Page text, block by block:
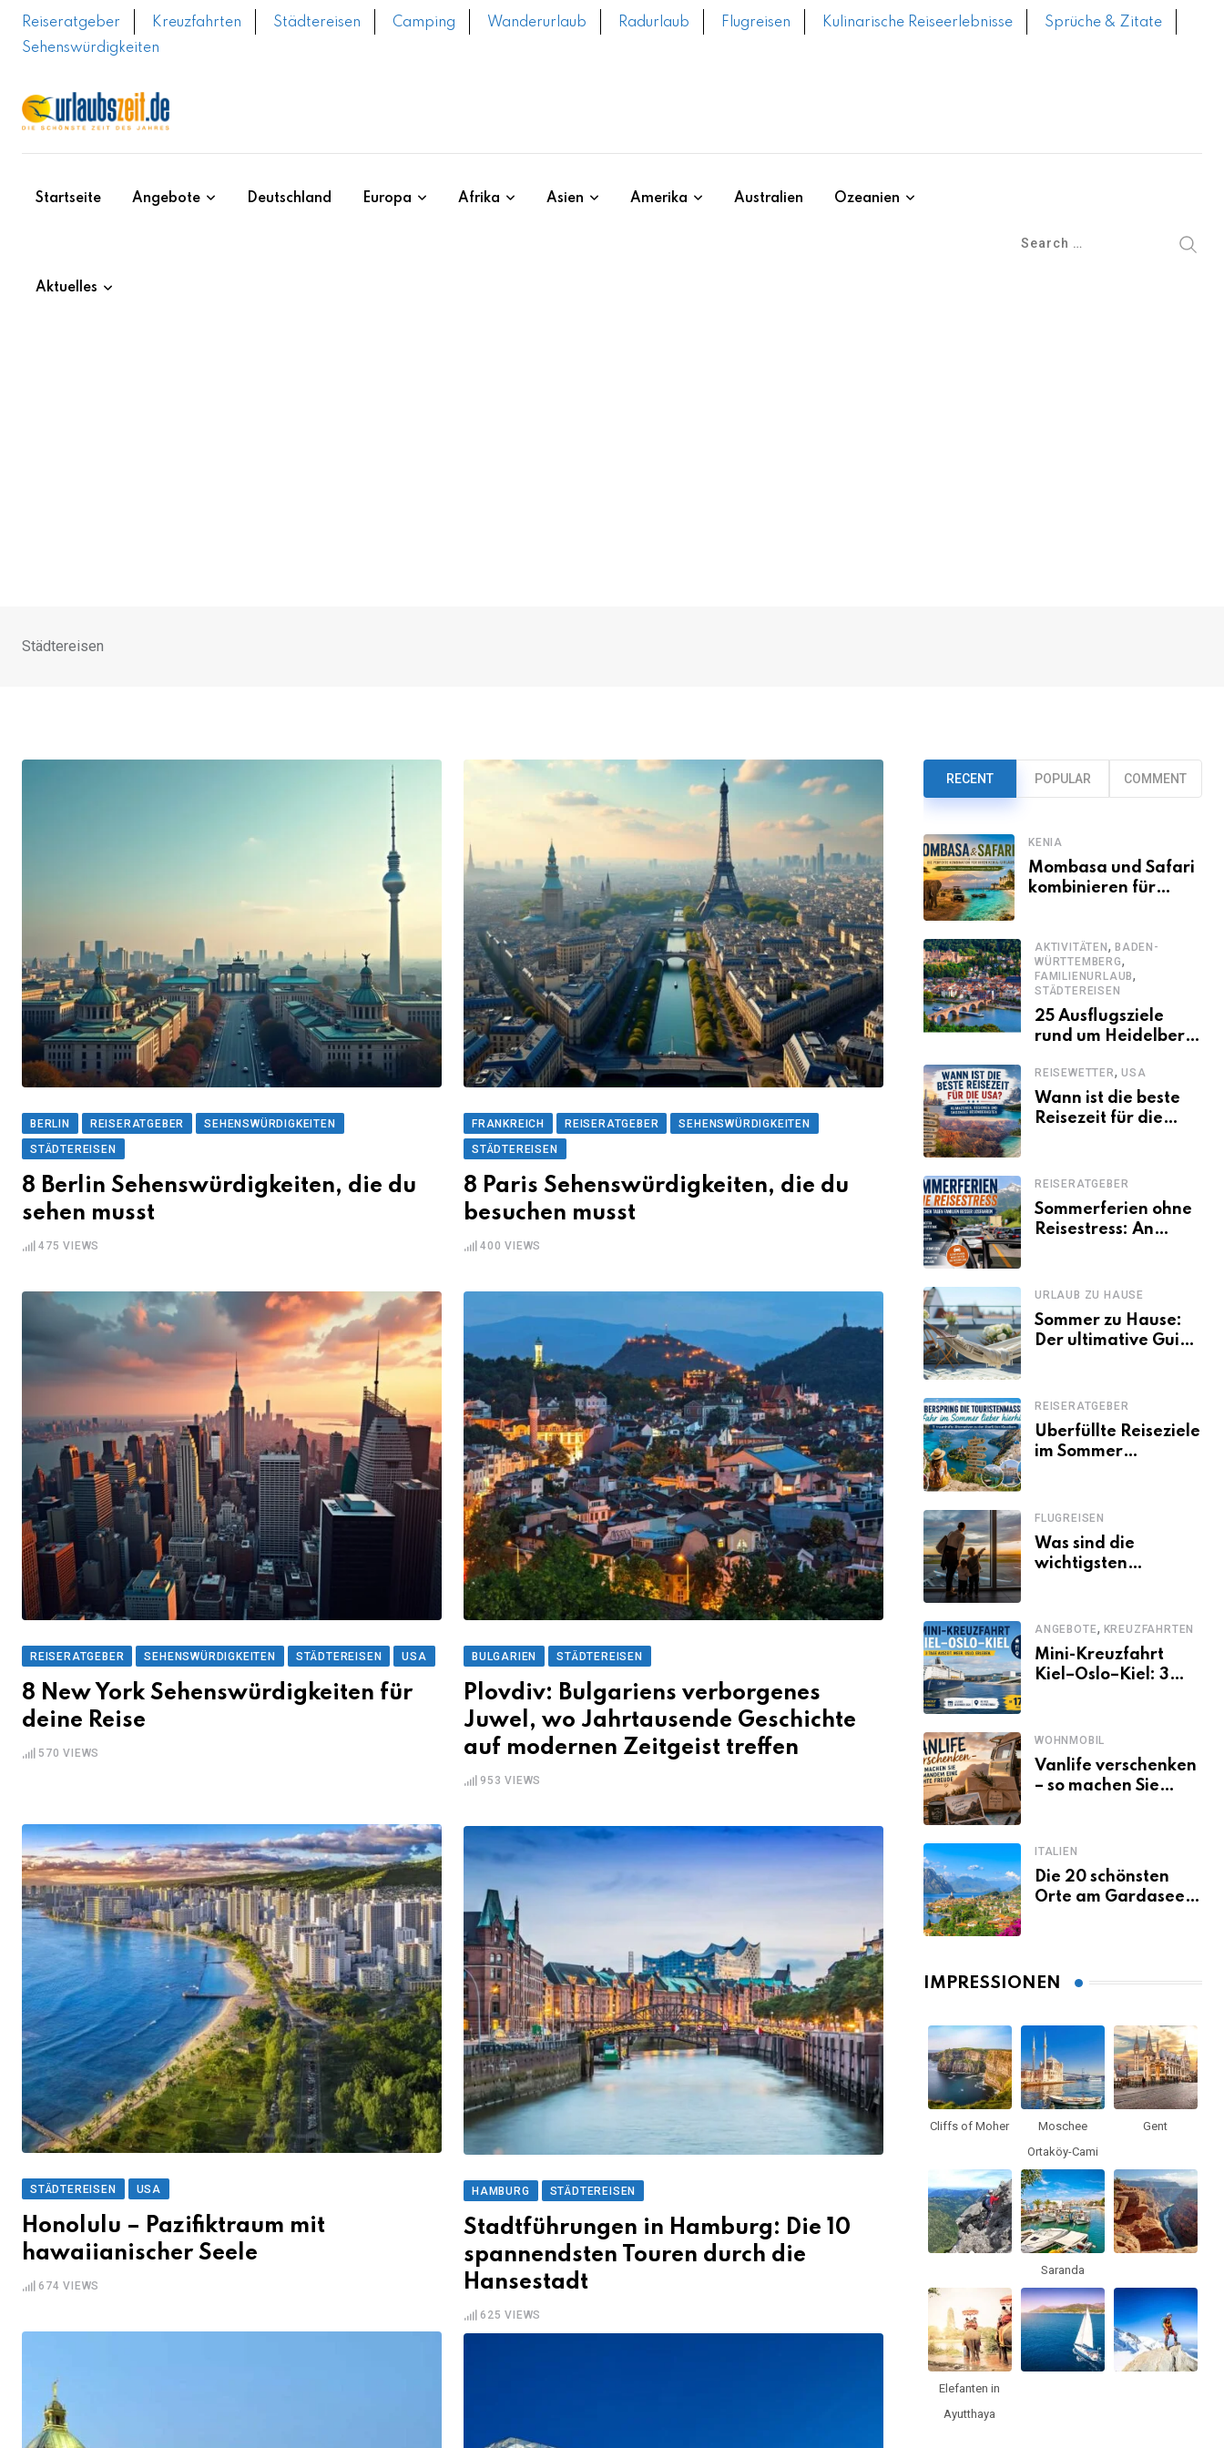
Skip
Reiseratgeber Kreuzfahrten Städtereisen Camping Wanderurlaub Radurlaub Flugreisen Kulinarische Reiseerlebnisse
Sprüche & Zitate
Sehenswürdigkeiten
Startseite Angebote Deutschland Europa Afrika Asien Amerika Australien Ozeanien
Aktuelles
Städtereisen
BERLIN REISERATGEBER
SEHENSWÜRDIGKEITEN
STÄDTEREISEN
8 Berlin Sehenswürdigkeiten, die du
sehen musst
475 VIEWS
FRANKREICH REISERATGEBER
SEHENSWÜRDIGKEITEN
STÄDTEREISEN
8 Paris Sehenswürdigkeiten, die du
besuchen musst
400 VIEWS
REISERATGEBER SEHENSWÜRDIGKEITEN STÄDTEREISEN USA
8 New York Sehenswürdigkeiten für
deine Reise
570 VIEWS
BULGARIEN STÄDTEREISEN
Plovdiv: Bulgariens verborgenes
Juwel, wo Jahrtausende Geschichte
auf modernen Zeitgeist treffen
953 VIEWS
STÄDTEREISEN USA
Honolulu – Pazifiktraum mit
hawaiianischer Seele
674 VIEWS
HAMBURG STÄDTEREISEN
Stadtführungen in Hamburg: Die 10
spannendsten Touren durch die
Hansestadt
625 VIEWS
RECENT POPULAR COMMENT
KENIA
Mombasa und Safari
kombinieren für
Kenia-Urlaub
AKTIVITÄTEN , BADEN-
WÜRTTEMBERG,
FAMILIENURLAUB,
STÄDTEREISEN
25 Ausflugsziele
rund um Heidelberg,
sollte
REISEWETTER, USA
Wann ist die beste
Reisezeit für die
saisonale
Besonderheiten
REISERATGEBER
Sommerferien ohne
Reisestress: An
losfahren
URLAUB ZU HAUSE
Sommer zu Hause:
Der ultimative Guide
REISERATGEBER
Überfüllte Reiseziele
im Sommer
zu Mallorca,
Santorini, Gardasee
& Co.
FLUGREISEN
Was sind die
wichtigsten
ANGEBOTE, KREUZFAHRTEN
Mini-Kreuzfahrt
Kiel–Oslo–Kiel: 3
WOHNMOBIL
Vanlife verschenken
– so machen Sie
ITALIEN
Die 20 schönsten
Orte am Gardasee,
IMPRESSIONEN
Cliffs of Moher
Moschee
Ortaköy-Cami
Gent
Saranda
Elefanten in
Ayutthaya